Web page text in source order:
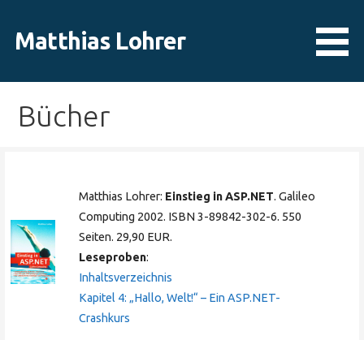
springen
Matthias Lohrer
Bücher
Matthias Lohrer: Einstieg in ASP.NET. Galileo
Computing 2002. ISBN 3-89842-302-6. 550
Seiten. 29,90 EUR.
Leseproben:
Inhaltsverzeichnis
Kapitel 4: „Hallo, Welt!“ – Ein ASP.NET-
Crashkurs